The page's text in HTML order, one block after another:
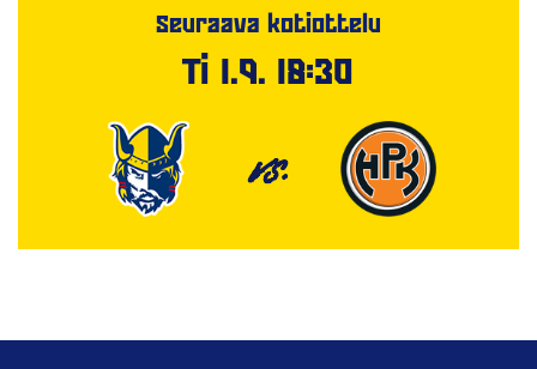
Seuraava kotiottelu
Ti 1.9. 18:30
VS.